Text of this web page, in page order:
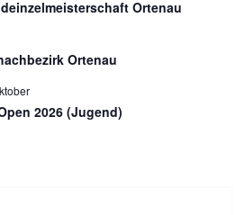
Ortenau
Ortenau
2026 (Jugend)